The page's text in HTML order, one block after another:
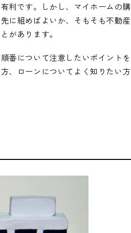
利です。しかし、マイホームの購
に組めばよいか、そもそも不動産
があります。
番について注意したいポイントを
、ローンについてよく知りたい方